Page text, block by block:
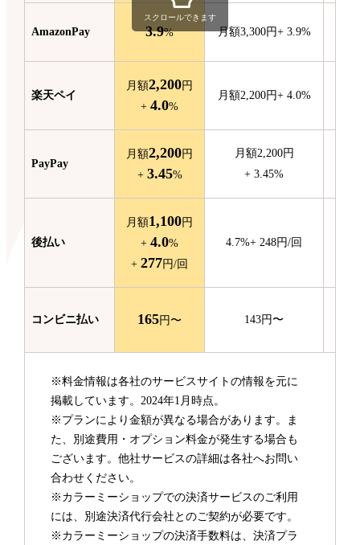
AmazonPay 3.9% 月額3,300円+ 3.9%
楽天ペイ
月額2,200円
+4.0%
月額2,200円+ 4.0%
PayPay
月額2,200円
+ 3.45%
月額2,200円
+3.45%
後払い
月額1,100円
+4.0%
+277円/回
4.7%+248円/回
コンビニ払い 165円〜 143円〜
スクロールできます
※料金情報は各社のサービスサイトの情報を元に
掲載しています。2024年1月時点。
※プランにより金額が異なる場合があります。ま
た、別途費用・オプション料金が発生する場合も
ございます。他社サービスの詳細は各社へお問い
合わせください。
※カラーミーショップでの決済サービスのご利用
には、別途決済代行会社とのご契約が必要です。
※カラーミーショップの決済手数料は、決済プラ